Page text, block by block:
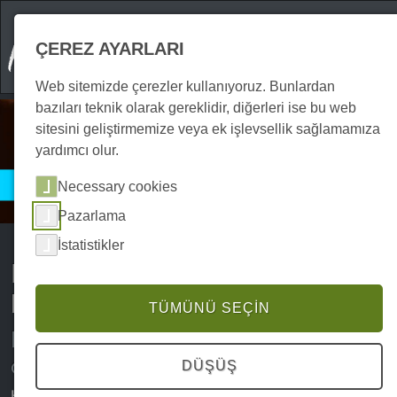
Harzspots Hizmet
Harz'daki web kameraları
Harz Dağları'ndaki web
kameraları
Harz Dağları'nı gerçek zamanlı
olarak deneyimleyin
ÇEREZ AYARLARI
Web sitemizde çerezler kullanıyoruz. Bunlardan
bazıları teknik olarak gereklidir, diğerleri ise bu web
sitesini geliştirmemize veya ek işlevsellik sağlamamıza
yardımcı olur.
Necessary cookies
Pazarlama
İstatistikler
TÜMÜNÜ SEÇIN
DÜŞÜŞ